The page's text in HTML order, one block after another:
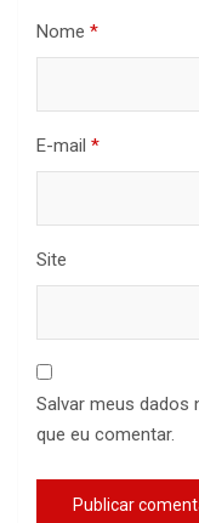
Nome *
E-mail *
Site
Salvar meus dados
que eu comentar.